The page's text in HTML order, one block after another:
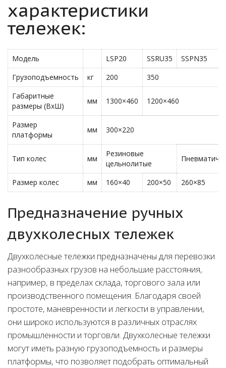
характеристики
тележек:
Модель LSP20 SSRU35
SSPN35
Грузоподъемность
кг 200
350
Габаритные
размеры (ВхШ)
мм 1300×460 1200×460
Размер
платформы
мм 300×220
Тип колес мм
Резиновые
цельнолитые
Размер колес мм 160×40 200×50 260×85
Предназначение ручных
двухколесных тележек
Двухколесные тележки предназначены для перевозки
разнообразных грузов на небольшие расстояния,
например, в пределах склада, торгового зала или
производственного помещения. Благодаря своей
простоте, маневренности и легкости в управлении,
они широко используются в различных отраслях
промышленности и торговли. Двухколесные тележки
могут иметь разную грузоподъемность и размеры
платформы, что позволяет подобрать оптимальный